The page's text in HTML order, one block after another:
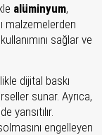
alüminyum,
malzemelerden
sağlar ve
dijital baskı
sunar. Ayrıca,
yansıtılır.
engelleyen